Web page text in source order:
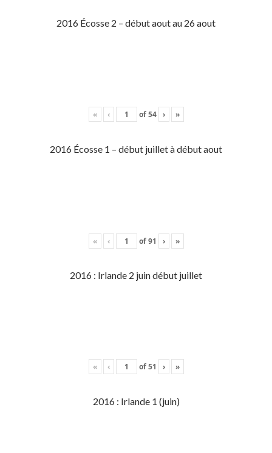
2016 Écosse 2 – début aout au 26 aout
« ‹ of54 › »
2016 Écosse 1 – début juillet à début aout
« ‹ of91 › »
2016 : Irlande 2 juin début juillet
« ‹ of51 › »
2016 : Irlande 1 (juin)